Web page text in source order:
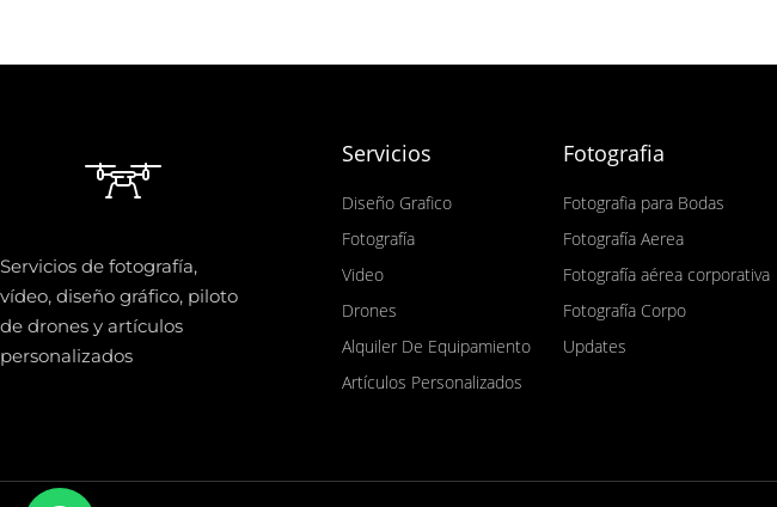
Servicios de fotografía,
vídeo, diseño gráfico, piloto
de drones y artículos
personalizados
Servicios
Diseño Grafico
Fotografía
Video
Drones
Alquiler De Equipamiento
Artículos Personalizados
Fotografia
Fotografia para Bodas
Fotografía Aerea
Fotografía aérea corporativa
Fotografía Corpo
Updates